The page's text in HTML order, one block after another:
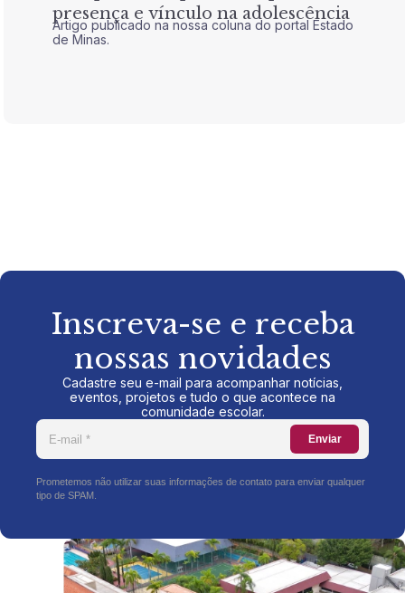
presença e vínculo na adolescência
Artigo publicado na nossa coluna do portal Estado
de Minas.
Inscreva-se e receba
nossas novidades
Cadastre seu e-mail para acompanhar notícias,
eventos, projetos e tudo o que acontece na
comunidade escolar.
Enviar
Prometemos não utilizar suas informações de contato para enviar qualquer
tipo de SPAM.